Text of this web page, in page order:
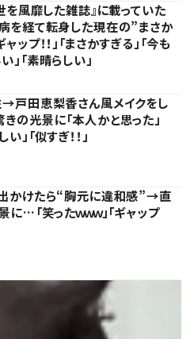
風靡した雑誌』に載っていた
を経て転身した現在の”まさか
ップ！！」「まさかすぎる」「今も
」「素晴らしい」
戸田恵梨香さん風メイクをし
の光景に「本人かと思った」
」「似すぎ！！」
かけたら“胸元に違和感”→直
に…「笑ったｗｗｗ」「ギャップ